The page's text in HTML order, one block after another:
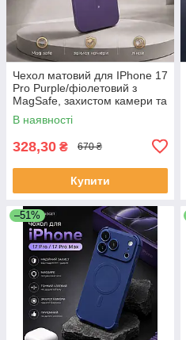
Чехол матовий для IPhone 17
Pro Purple/фіолетовий з
MagSafe, захистом камери та
лінз
В наявності
328,30 ₴ 670 ₴
Купити
–51%